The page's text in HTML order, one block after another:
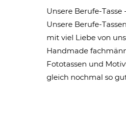
Unsere Berufe-
Unsere Berufe-
mit viel Liebe von
Handmade
Fototassen und
gleich nochmal so